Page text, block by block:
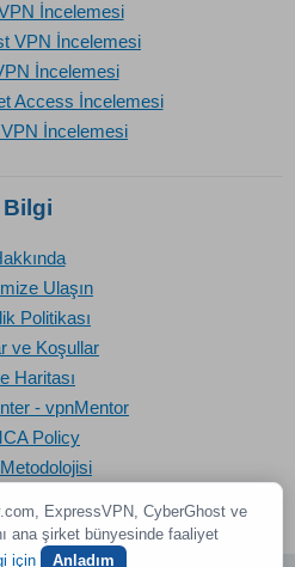
İncelemesi
VPN İncelemesi
İncelemesi
Access İncelemesi
VPN İncelemesi
Bilgi
Ulaşın
Politikası
ve Koşullar
Haritası
- vpnMentor
Policy
ExpressVPN, CyberGhost ve
ana şirket bünyesinde faaliyet
için Anladım